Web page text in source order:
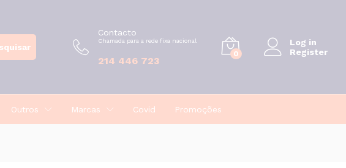
Contacto
Chamada para a rede fixa nacional
214 446 723
0
Log in
Register
Outros Marcas Covid Promoções